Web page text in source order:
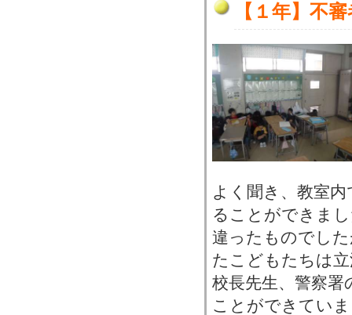
【１年】不
よく聞き、教室
ることができま
違ったものでし
たこどもたちは
校長先生、警察
ことができてい